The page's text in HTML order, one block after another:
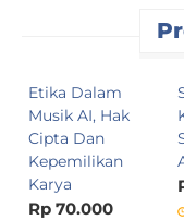
Etika Dalam
Musik AI, Hak
Cipta Dan
Kepemilikan
Karya
Rp 70.000